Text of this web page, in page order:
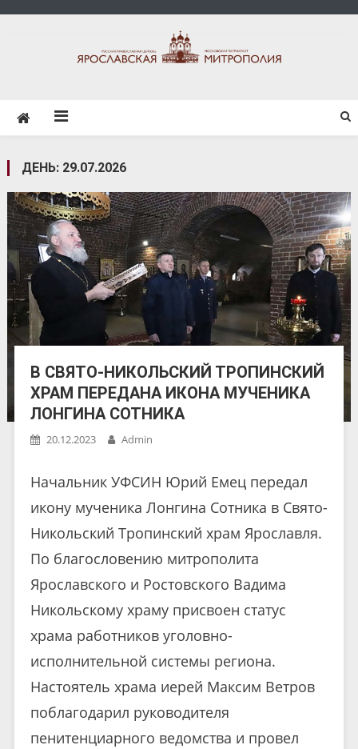
ДЕНЬ: 29.07.2026
В СВЯТО-НИКОЛЬСКИЙ ТРОПИНСКИЙ
ХРАМ ПЕРЕДАНА ИКОНА МУЧЕНИКА
ЛОНГИНА СОТНИКА
20.12.2023 Admin
Начальник УФСИН Юрий Емец передал
икону мученика Лонгина Сотника в Свято-
Никольский Тропинский храм Ярославля.
По благословению митрополита
Ярославского и Ростовского Вадима
Никольскому храму присвоен статус
храма работников уголовно-
исполнительной системы региона.
Настоятель храма иерей Максим Ветров
поблагодарил руководителя
пенитенциарного ведомства и провел